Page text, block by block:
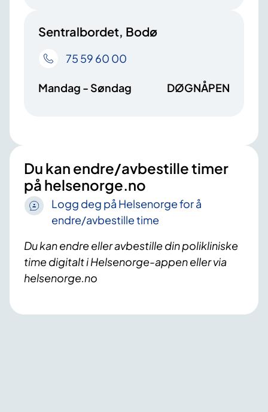
Sentralbordet, Bodø
75 59 60 00
Mandag - Søndag DØGNÅPEN
Du kan endre/avbestille timer
på helsenorge.no
Logg deg på Helsenorge for å
endre/avbestille time
Du kan endre eller avbestille din polikliniske
time digitalt i Helsenorge-appen eller via
helsenorge.no